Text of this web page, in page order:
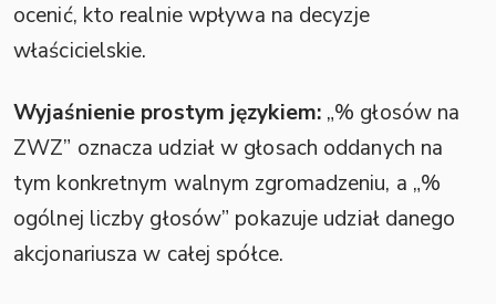
ocenić, kto realnie wpływa na decyzje
właścicielskie.
Wyjaśnienie prostym językiem:„% głosów na
ZWZ” oznacza udział w głosach oddanych na
tym konkretnym walnym zgromadzeniu, a „%
ogólnej liczby głosów” pokazuje udział danego
akcjonariusza w całej spółce.